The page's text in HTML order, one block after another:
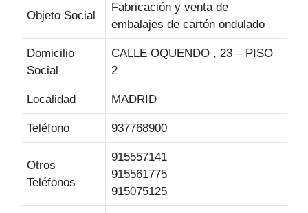
Objeto Social
Fabricación y venta de
embalajes de cartón ondulado
Domicilio
Social
CALLE OQUENDO , 23 – PISO
2
Localidad MADRID
Teléfono 937768900
Otros
Teléfonos
915557141
915561775
915075125